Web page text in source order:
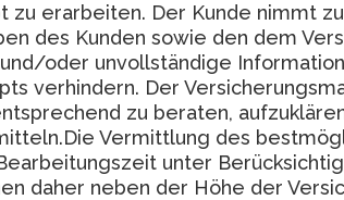
erarbeiten. Der Kunde nimmt
des Kunden sowie den dem
oder unvollständige
verhindern. Der
zu beraten,
Vermittlung des
unter
daher neben der Höhe der